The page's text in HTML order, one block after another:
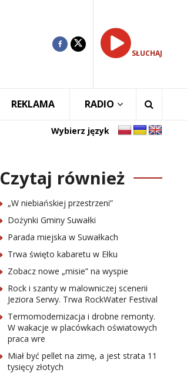
SŁUCHAJ
REKLAMA RADIO
Wybierz język
Czytaj również
„W niebiańskiej przestrzeni”
Dożynki Gminy Suwałki
Parada miejska w Suwałkach
Trwa święto kabaretu w Ełku
Zobacz nowe „misie” na wyspie
Rock i szanty w malowniczej scenerii
Jeziora Serwy. Trwa RockWater Festival
Termomodernizacja i drobne remonty.
W wakacje w placówkach oświatowych
praca wre
Miał być pellet na zimę, a jest strata 11
tysięcy złotych